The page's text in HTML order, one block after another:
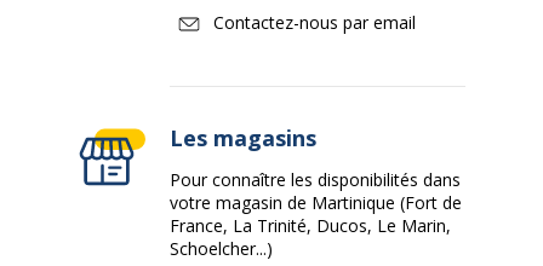
Contactez-nous par email
Les magasins
Pour connaître les disponibilités dans
votre magasin de Martinique (Fort de
France, La Trinité, Ducos, Le Marin,
Schoelcher...)